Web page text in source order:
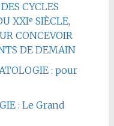
CYCLES
XXIᵉ SIÈCLE,
CONCEVOIR
DE DEMAIN
: pour
: Le Grand